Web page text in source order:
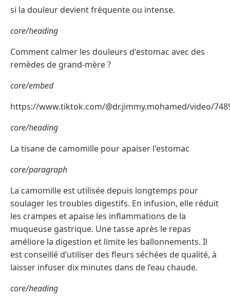
si la douleur devient fréquente ou intense.
core/heading
Comment calmer les douleurs d'estomac avec des
remèdes de grand-mère ?
core/embed
https://www.tiktok.com/@dr.jimmy.mohamed/video/
core/heading
La tisane de camomille pour apaiser l'estomac
core/paragraph
La camomille est utilisée depuis longtemps pour
soulager les troubles digestifs. En infusion, elle réduit
les crampes et apaise les inflammations de la
muqueuse gastrique. Une tasse après le repas
améliore la digestion et limite les ballonnements. Il
est conseillé d’utiliser des fleurs séchées de qualité, à
laisser infuser dix minutes dans de l’eau chaude.
core/heading